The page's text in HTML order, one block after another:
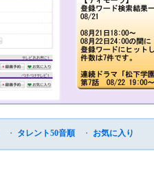
・ タレント50音順 ・ お気に入り